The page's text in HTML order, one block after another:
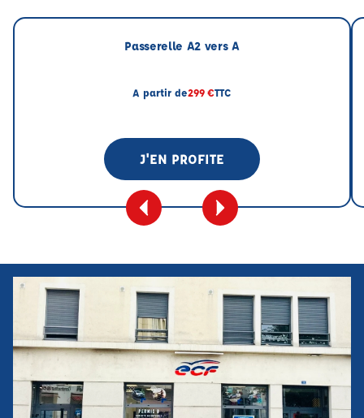
Passerelle A2 vers A
A partir de299 €TTC
J'EN PROFITE